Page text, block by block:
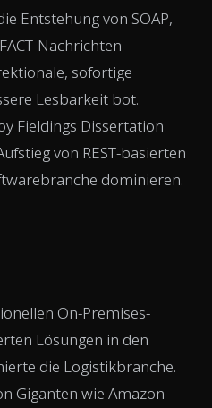
Entstehung von SOAP,
Nachrichten
sofortige
Lesbarkeit bot.
Fieldings Dissertation
von REST-basierten
dominieren.
On-Premises-
Lösungen in den
die Logistikbranche.
Giganten wie Amazon